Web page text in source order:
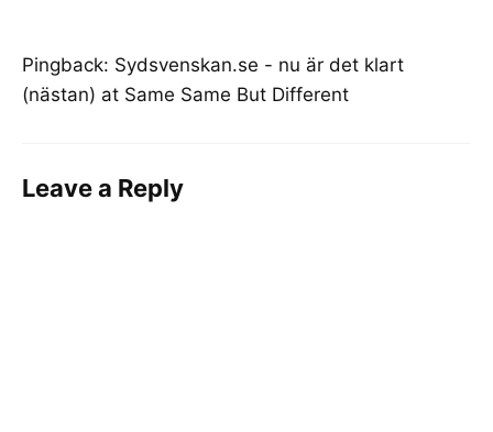
Pingback: Sydsvenskan.se - nu är det klart
(nästan) at Same Same But Different
Leave a Reply